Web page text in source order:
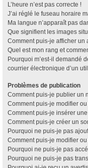
L’heure n’est pas correcte !
J’ai réglé le fuseau horaire
Ma langue n’apparaît pas
Que signifient les images
Comment puis-je afficher un
Quel est mon rang et
Pourquoi m’est-il demandé
courrier électronique d’un
Problèmes de publication
Comment puis-je publier un
Comment puis-je modifier
Comment puis-je insérer
Comment puis-je créer un
Pourquoi ne puis-je pas
Comment puis-je modifier
Pourquoi ne puis-je pas
Pourquoi ne puis-je pas